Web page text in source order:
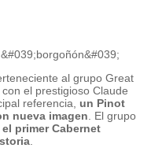
al grupo Great
el prestigioso Claude
referencia, un Pinot
nueva imagen . El grupo
primer Cabernet